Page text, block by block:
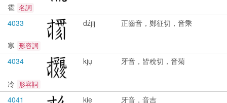
雹 名詞
4033 dźjij 正齒音，鄭征切，音乘
寒 形容詞
4034 kjụ 牙音，皆稅切，音菊
冷 形容詞
4041 kie 牙音，音吉